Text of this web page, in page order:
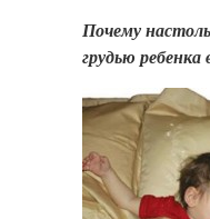
Почему
грудью ребенка